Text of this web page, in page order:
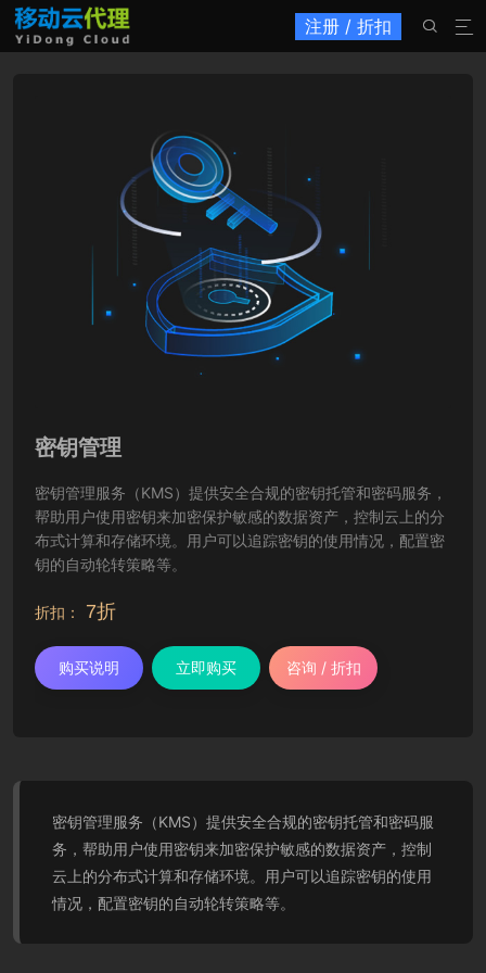
注册 / 折扣 

密钥管理
密钥管理服务（KMS）提供安全合规的密钥托管和密码服务，
帮助用户使用密钥来加密保护敏感的数据资产，控制云上的分
布式计算和存储环境。用户可以追踪密钥的使用情况，配置密
钥的自动轮转策略等。
折扣： 7折
购买说明 立即购买 咨询 / 折扣
密钥管理服务（KMS）提供安全合规的密钥托管和密码服
务，帮助用户使用密钥来加密保护敏感的数据资产，控制
云上的分布式计算和存储环境。用户可以追踪密钥的使用
情况，配置密钥的自动轮转策略等。